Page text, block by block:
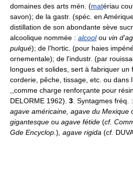
domaines des arts mén. (matériau
savon); de la gastr. (spéc. en
distillation de son abondante sève
alcoolique nommée : alcoolou vin
pulqué); de l'hortic. (pour haies
ornementale); de l'industr. (par
longues et solides, sert à fabriquer un
corderie, pêche, tissage, etc. ou dans
,,comme charge renforçante pour
DELORME 1962). 3 . Syntagmes fréq. :
agave américaine, agave du Mexique
gigantesque ou agave fétide (cf.
Gde Encyclop. ) , agave rigida (cf.